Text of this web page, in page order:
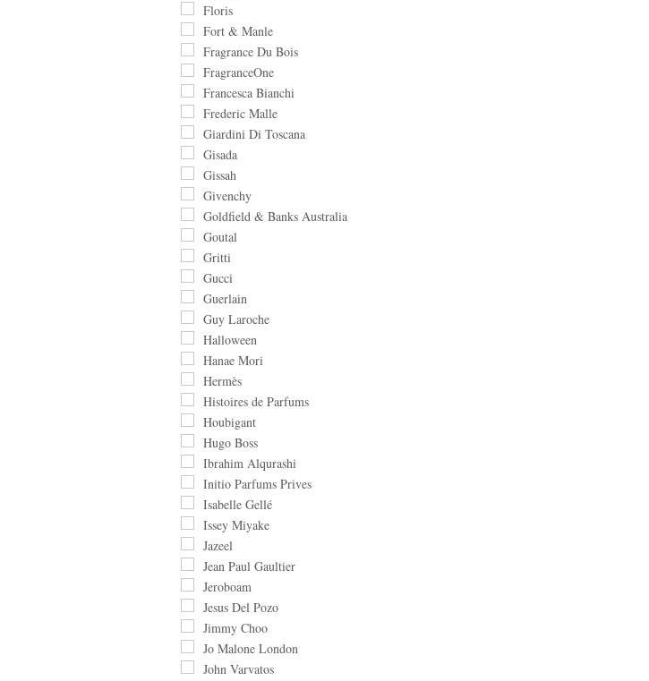
Floris
Fort & Manle
Fragrance Du Bois
FragranceOne
Francesca Bianchi
Frederic Malle
Giardini Di Toscana
Gisada
Gissah
Givenchy
Goldfield & Banks Australia
Goutal
Gritti
Gucci
Guerlain
Guy Laroche
Halloween
Hanae Mori
Hermès
Histoires de Parfums
Houbigant
Hugo Boss
Ibrahim Alqurashi
Initio Parfums Prives
Isabelle Gellé
Issey Miyake
Jazeel
Jean Paul Gaultier
Jeroboam
Jesus Del Pozo
Jimmy Choo
Jo Malone London
John Varvatos